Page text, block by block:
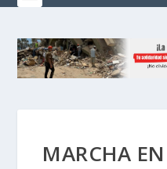
MARCHA